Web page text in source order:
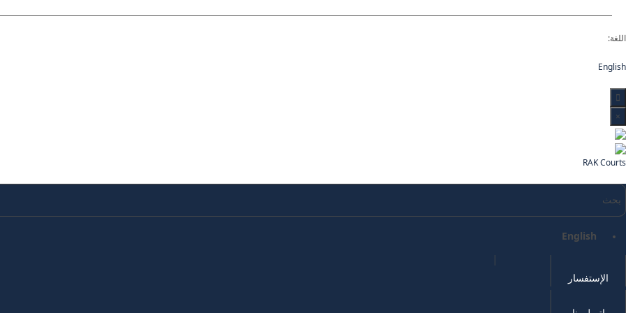
اللغة:
English
×
RAK Courts
English
الإستفسار